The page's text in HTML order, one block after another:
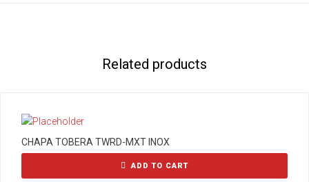
Related products
CHAPA TOBERA TWRD-MXT INOX
ADD TO CART